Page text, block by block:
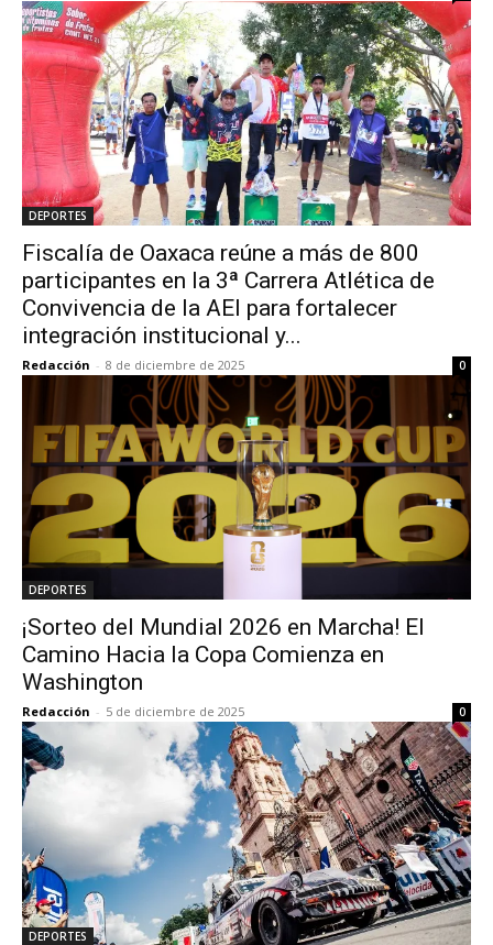
DEPORTES
Fiscalía de Oaxaca reúne a más de 800
participantes en la 3ª Carrera Atlética de
Convivencia de la AEI para fortalecer
integración institucional y...
Redacción - 8 de diciembre de 2025 0
DEPORTES
¡Sorteo del Mundial 2026 en Marcha! El
Camino Hacia la Copa Comienza en
Washington
Redacción - 5 de diciembre de 2025 0
DEPORTES